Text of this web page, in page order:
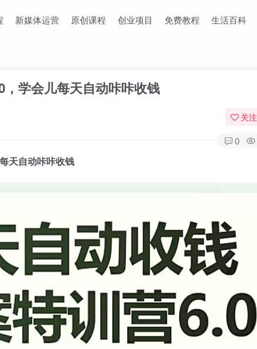
新媒体运营 原创课程 创业项目 免费教程 生活百科
学会儿每天自动咔咔收钱
关注
0
天自动咔咔收钱